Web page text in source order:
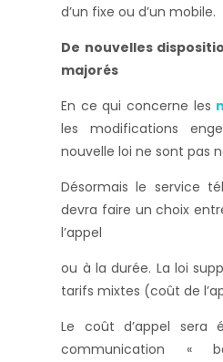
d’un fixe ou d’un mobile.
De nouvelles
majorés
En ce qui concerne les
les modifications
nouvelle loi ne sont pas
Désormais le service
devra faire un choix
l’appel
ou à la durée. La loi
tarifs mixtes (coût de
Le coût d’appel sera
communication «